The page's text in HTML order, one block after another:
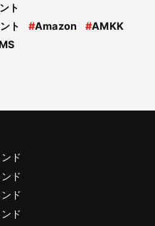
ト
ト #Amazon #AMKK
ド
ド
ド
ド